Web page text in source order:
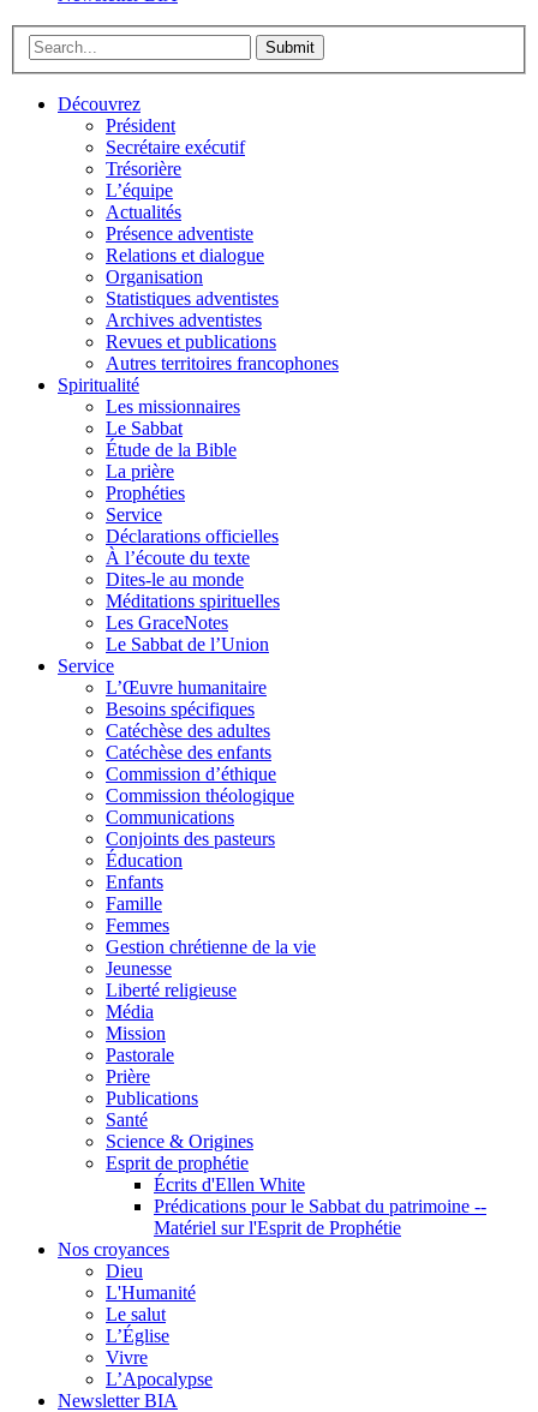
Submit
Découvrez
Président
Secrétaire exécutif
Trésorière
L’équipe
Actualités
Présence adventiste
Relations et dialogue
Organisation
Statistiques adventistes
Archives adventistes
Revues et publications
Autres territoires francophones
Spiritualité
Les missionnaires
Le Sabbat
Étude de la Bible
La prière
Prophéties
Service
Déclarations officielles
À l’écoute du texte
Dites-le au monde
Méditations spirituelles
Les GraceNotes
Le Sabbat de l’Union
Service
L’Œuvre humanitaire
Besoins spécifiques
Catéchèse des adultes
Catéchèse des enfants
Commission d’éthique
Commission théologique
Communications
Conjoints des pasteurs
Éducation
Enfants
Famille
Femmes
Gestion chrétienne de la vie
Jeunesse
Liberté religieuse
Média
Mission
Pastorale
Prière
Publications
Santé
Science & Origines
Esprit de prophétie
Écrits d'Ellen White
Prédications pour le Sabbat du patrimoine --
Matériel sur l'Esprit de Prophétie
Nos croyances
Dieu
L'Humanité
Le salut
L’Église
Vivre
L’Apocalypse
Newsletter BIA